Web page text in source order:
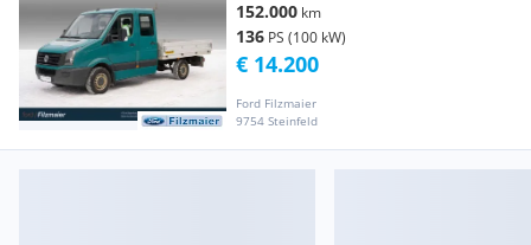
152.000 km
136 PS (100 kW)
Ford Filzmaier
9754 Steinfeld
€ 14.200